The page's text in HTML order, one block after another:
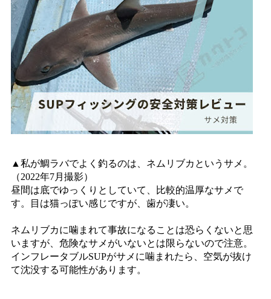
▲私が鯛ラバでよく釣るのは、ネムリブカというサメ。
（2022年7月撮影）
昼間は底でゆっくりとしていて、比較的温厚なサメで
す。目は猫っぽい感じですが、歯が凄い。
ネムリブカに噛まれて事故になることは恐らくないと思
いますが、危険なサメがいないとは限らないので注意。
インフレータブルSUPがサメに噛まれたら、空気が抜け
て沈没する可能性があります。